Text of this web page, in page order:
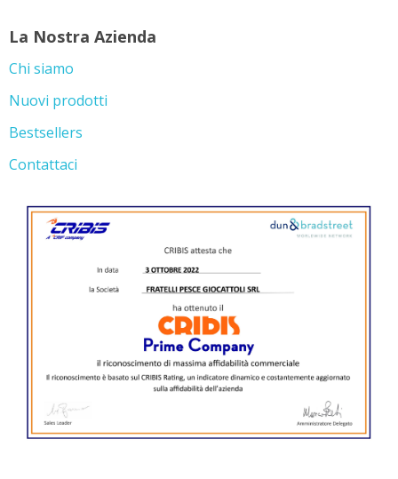
La Nostra Azienda
Chi siamo
Nuovi prodotti
Bestsellers
Contattaci